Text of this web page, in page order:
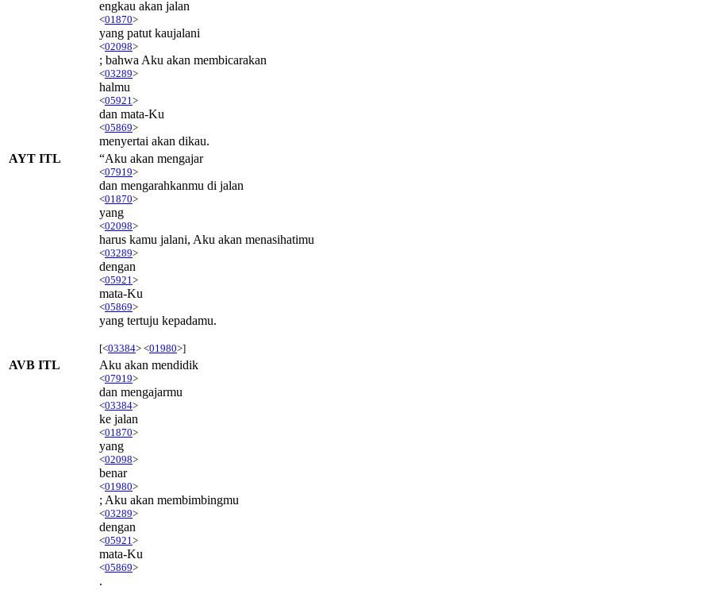
engkau akan jalan
<01870>
yang patut kaujalani
<02098>
; bahwa Aku akan membicarakan
<03289>
halmu
<05921 >
dan mata-Ku
<05869>
menyertai akan dikau.
AYT ITL
“Aku akan mengajar
<07919>
dan mengarahkanmu di jalan
<01870>
yang
<02098>
harus kamu jalani, Aku akan menasihatimu
<03289>
dengan
<05921 >
mata-Ku
<05869>
yang tertuju kepadamu.
[<03384> <01980>]
AVB ITL Aku akan mendidik
<07919>
dan mengajarmu
<03384>
ke jalan
<01870>
yang
<02098>
benar
<01980>
; Aku akan membimbingmu
<03289>
dengan
<05921 >
mata-Ku
<05869>
.